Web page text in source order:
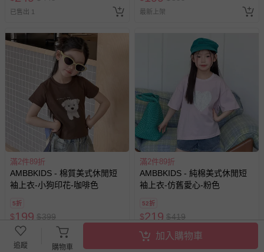
已售出 1 最新上架
滿2件89折
AMBBKIDS - 棉質美式休閒短
袖上衣-小狗印花-咖啡色
5折
$199 $399
已售出 1
滿2件89折
AMBBKIDS - 純棉美式休閒短
袖上衣-仿舊愛心-粉色
52折
$219 $419
已售出 1
追蹤 購物車
加入購物車